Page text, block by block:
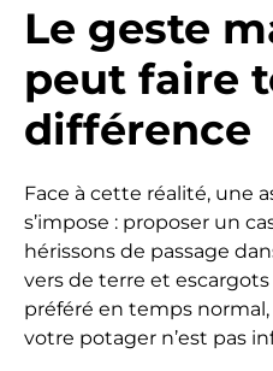
Le geste
peut faire
différence
Face à cette réalité, une
s’impose : proposer un
hérissons de passage
vers de terre et
préféré en temps
votre potager n’est pas